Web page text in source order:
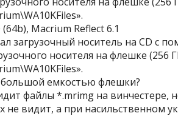
Macrium Reflect 6.1
загрузочный носитель на CD c
носителя на флешке
большой емкостью флешки?
файлы *.mrimg на винчестере,
не видит, а при насильственном